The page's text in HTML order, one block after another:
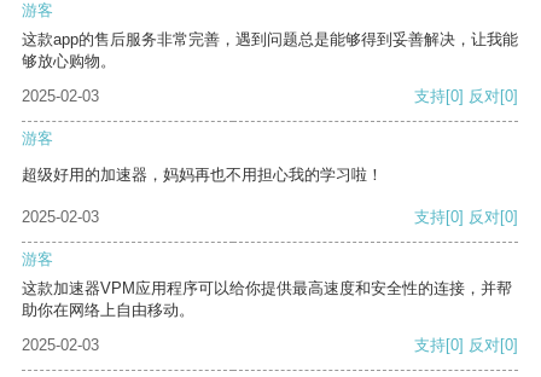
游客
这款app的售后服务非常完善，遇到问题总是能够得到妥善解决，让我能
够放心购物。
2025-02-03
支持[0] 反对[0]
游客
超级好用的加速器，妈妈再也不用担心我的学习啦！
2025-02-03 支持[0] 反对[0]
游客
这款加速器VPM应用程序可以给你提供最高速度和安全性的连接，并帮
助你在网络上自由移动。
2025-02-03
支持[0] 反对[0]